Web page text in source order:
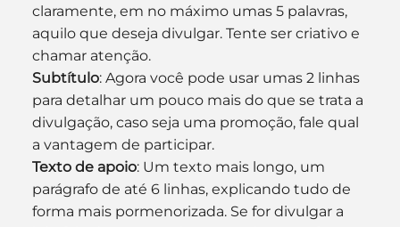
claramente, em no máximo umas 5 palavras,
aquilo que deseja divulgar. Tente ser criativo e
chamar atenção.
Subtítulo: Agora você pode usar umas 2 linhas
para detalhar um pouco mais do que se trata a
divulgação, caso seja uma promoção, fale qual
a vantagem de participar.
Texto de apoio: Um texto mais longo, um
parágrafo de até 6 linhas, explicando tudo de
forma mais pormenorizada. Se for divulgar a